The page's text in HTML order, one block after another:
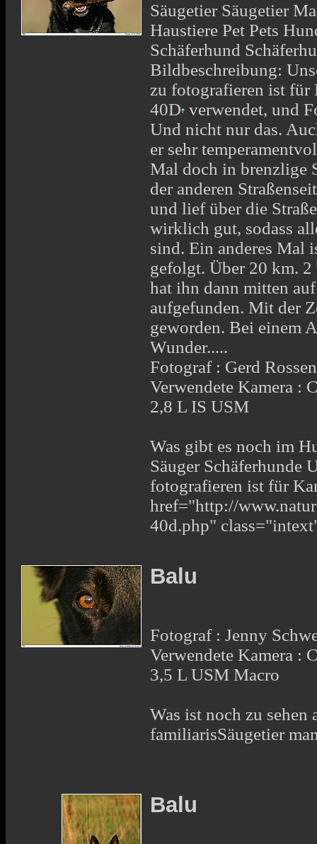
Säugetier Säugetier
Haustiere Pet Pets
Schäferhund
Bildbeschreibung:
zu fotografieren ist
40D verwendet, und
Und nicht nur das.
er sehr
Mal doch in brenzlige
der anderen
und lief über die
wirklich gut, sodass
sind. Ein anderes Mal
gefolgt. Über 20 km. 2
hat ihn dann mitten
aufgefunden. Mit der
geworden. Bei einem
Wunder.....
Fotograf : Gerd Rossen
Verwendete Kamera :
2,8 L IS USM
Was gibt es noch im
Säuger Schäferhunde
fotografieren ist für
href="http://
40d.php"
Balu
Fotograf : Jenny
Verwendete Kamera :
3,5 L USM Macro
Was ist noch zu
familiarisSäugetier
Balu